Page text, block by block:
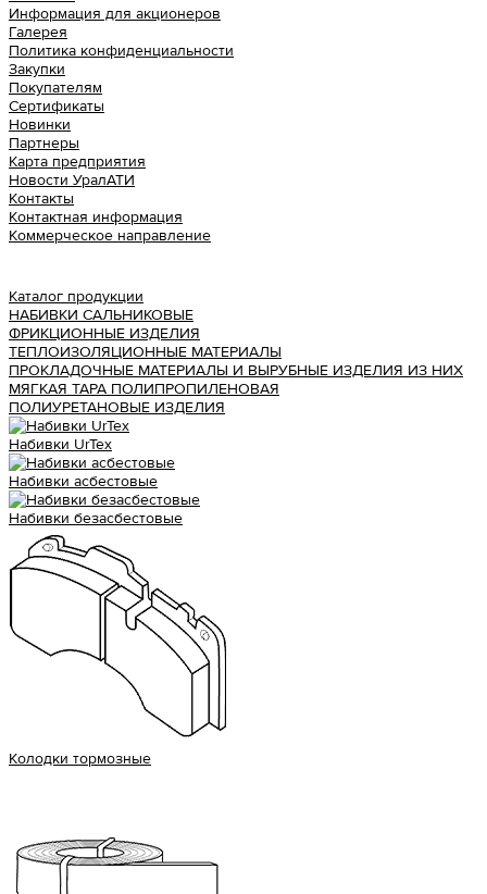
Информация для акционеров
Галерея
Политика конфиденциальности
Закупки
Покупателям
Сертификаты
Новинки
Партнеры
Карта предприятия
Новости УралАТИ
Контакты
Контактная информация
Коммерческое направление
Каталог продукции
НАБИВКИ САЛЬНИКОВЫЕ
ФРИКЦИОННЫЕ ИЗДЕЛИЯ
ТЕПЛОИЗОЛЯЦИОННЫЕ МАТЕРИАЛЫ
ПРОКЛАДОЧНЫЕ МАТЕРИАЛЫ И ВЫРУБНЫЕ ИЗДЕЛИЯ ИЗ НИХ
МЯГКАЯ ТАРА ПОЛИПРОПИЛЕНОВАЯ
ПОЛИУРЕТАНОВЫЕ ИЗДЕЛИЯ
Набивки UrTex
Набивки асбестовые
Набивки безасбестовые
Колодки тормозные